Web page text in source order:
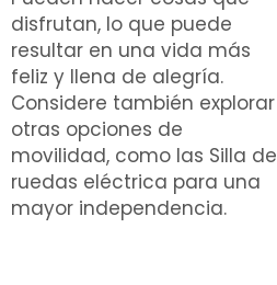
disfrutan, lo que puede
resultar en una vida más
feliz y llena de alegría.
Considere también explorar
otras opciones de
movilidad, como las Silla de
ruedas eléctrica para una
mayor independencia.